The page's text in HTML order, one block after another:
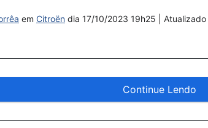
em Citroën dia 17/10/2023 19h25 |
Continue Lendo